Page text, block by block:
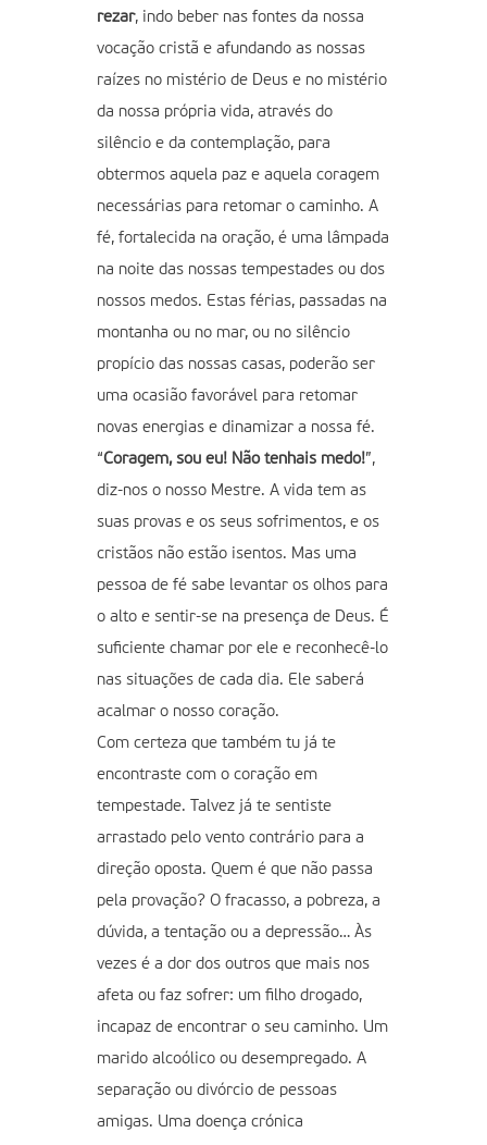
rezar, indo beber nas fontes da nossa
vocação cristã e afundando as nossas
raízes no mistério de Deus e no mistério
da nossa própria vida, através do
silêncio e da contemplação, para
obtermos aquela paz e aquela coragem
necessárias para retomar o caminho. A
fé, fortalecida na oração, é uma lâmpada
na noite das nossas tempestades ou dos
nossos medos. Estas férias, passadas na
montanha ou no mar, ou no silêncio
propício das nossas casas, poderão ser
uma ocasião favorável para retomar
novas energias e dinamizar a nossa fé.
“Coragem, sou eu! Não tenhais medo!”,
diz-nos o nosso Mestre. A vida tem as
suas provas e os seus sofrimentos, e os
cristãos não estão isentos. Mas uma
pessoa de fé sabe levantar os olhos para
o alto e sentir-se na presença de Deus. É
suficiente chamar por ele e reconhecê-lo
nas situações de cada dia. Ele saberá
acalmar o nosso coração.
Com certeza que também tu já te
encontraste com o coração em
tempestade. Talvez já te sentiste
arrastado pelo vento contrário para a
direção oposta. Quem é que não passa
pela provação? O fracasso, a pobreza, a
dúvida, a tentação ou a depressão… Às
vezes é a dor dos outros que mais nos
afeta ou faz sofrer: um filho drogado,
incapaz de encontrar o seu caminho. Um
marido alcoólico ou desempregado. A
separação ou divórcio de pessoas
amigas. Uma doença crónica